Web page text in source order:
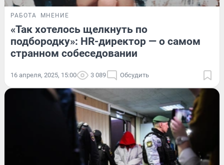
РАБОТА МНЕНИЕ
«Так хотелось щелкнуть по
подбородку»: HR-директор — о самом
странном собеседовании
16 апреля, 2025, 15:00 3 089 Обсудить